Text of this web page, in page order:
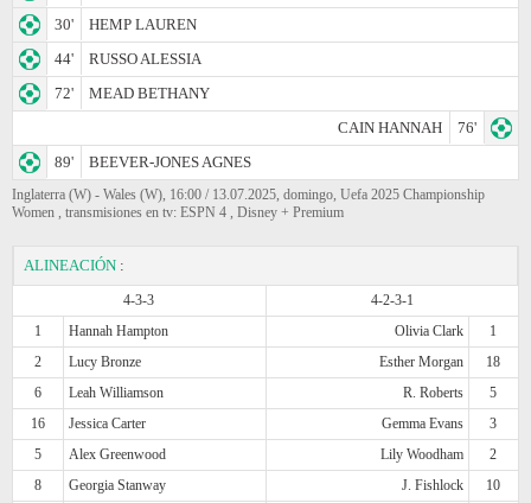
30'
HEMP LAUREN
44'
RUSSO ALESSIA
72'
MEAD BETHANY
CAIN HANNAH
76'
89'
BEEVER-JONES AGNES
Inglaterra (W) - Wales (W), 16:00 / 13.07.2025, domingo, Uefa 2025 Championship
Women , transmisiones en tv: ESPN 4 , Disney + Premium
ALINEACIÓN :
4-3-3
4-2-3-1
1
Hannah Hampton Olivia Clark
1
2
Lucy Bronze Esther Morgan
18
6
Leah Williamson R. Roberts
5
16
Jessica Carter Gemma Evans
3
5
Alex Greenwood Lily Woodham
2
8
Georgia Stanway J. Fishlock
10